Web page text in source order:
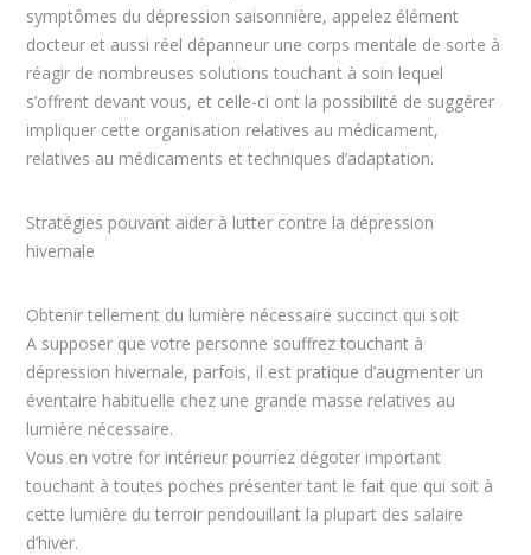
symptômes du dépression saisonnière, appelez élément
docteur et aussi réel dépanneur une corps mentale de sorte à
réagir de nombreuses solutions touchant à soin lequel
s’offrent devant vous, et celle-ci ont la possibilité de suggérer
impliquer cette organisation relatives au médicament,
relatives au médicaments et techniques d’adaptation.
Stratégies pouvant aider à lutter contre la dépression
hivernale
Obtenir tellement du lumière nécessaire succinct qui soit
A supposer que votre personne souffrez touchant à
dépression hivernale, parfois, il est pratique d’augmenter un
éventaire habituelle chez une grande masse relatives au
lumière nécessaire.
Vous en votre for intérieur pourriez dégoter important
touchant à toutes poches présenter tant le fait que qui soit à
cette lumière du terroir pendouillant la plupart des salaire
d’hiver.